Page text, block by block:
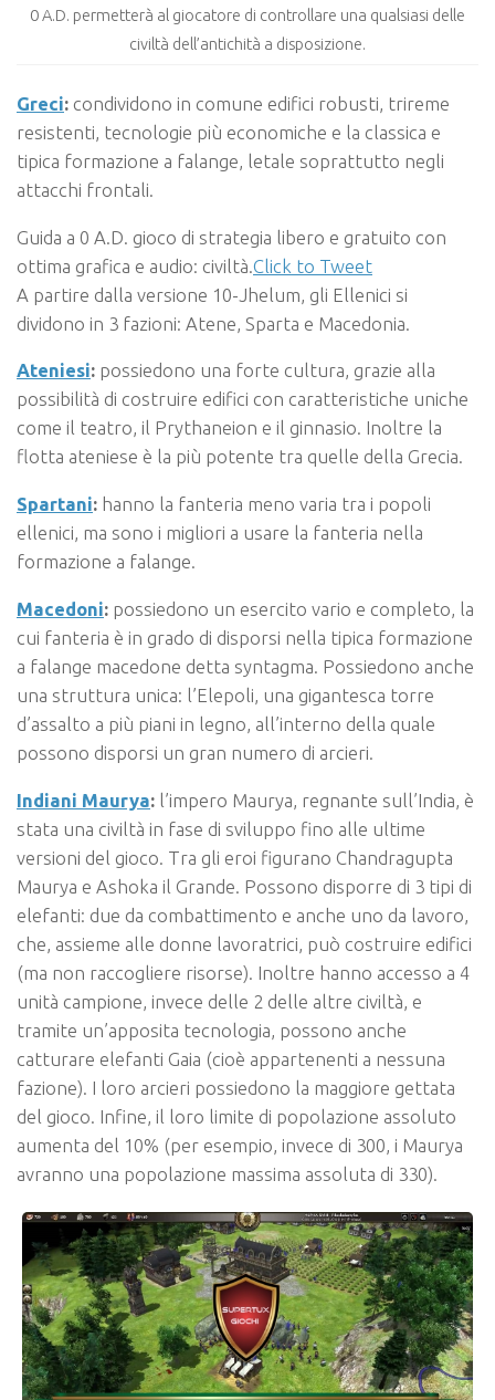
0 A.D. permetterà al giocatore di controllare una qualsiasi delle
civiltà dell’antichità a disposizione.
Greci: condividono in comune edifici robusti, trireme
resistenti, tecnologie più economiche e la classica e
tipica formazione a falange, letale soprattutto negli
attacchi frontali.
Guida a 0 A.D. gioco di strategia libero e gratuito con
ottima grafica e audio: civiltà. Click to Tweet
A partire dalla versione 10-Jhelum, gli Ellenici si
dividono in 3 fazioni: Atene, Sparta e Macedonia.
Ateniesi: possiedono una forte cultura, grazie alla
possibilità di costruire edifici con caratteristiche uniche
come il teatro, il Prythaneion e il ginnasio. Inoltre la
flotta ateniese è la più potente tra quelle della Grecia.
Spartani: hanno la fanteria meno varia tra i popoli
ellenici, ma sono i migliori a usare la fanteria nella
formazione a falange.
Macedoni: possiedono un esercito vario e completo, la
cui fanteria è in grado di disporsi nella tipica formazione
a falange macedone detta syntagma. Possiedono anche
una struttura unica: l’Elepoli, una gigantesca torre
d’assalto a più piani in legno, all’interno della quale
possono disporsi un gran numero di arcieri.
Indiani Maurya: l’impero Maurya, regnante sull’India, è
stata una civiltà in fase di sviluppo fino alle ultime
versioni del gioco. Tra gli eroi figurano Chandragupta
Maurya e Ashoka il Grande. Possono disporre di 3 tipi di
elefanti: due da combattimento e anche uno da lavoro,
che, assieme alle donne lavoratrici, può costruire edifici
(ma non raccogliere risorse). Inoltre hanno accesso a 4
unità campione, invece delle 2 delle altre civiltà, e
tramite un’apposita tecnologia, possono anche
catturare elefanti Gaia (cioè appartenenti a nessuna
fazione). I loro arcieri possiedono la maggiore gettata
del gioco. Infine, il loro limite di popolazione assoluto
aumenta del 10% (per esempio, invece di 300, i Maurya
avranno una popolazione massima assoluta di 330).